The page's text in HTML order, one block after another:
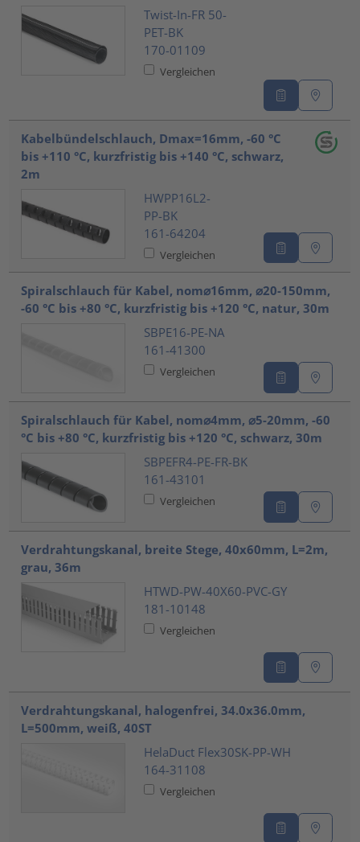
Twist-In-FR 50-
PET-BK
170-01109
Vergleichen
Kabelbündelschlauch, Dmax=16mm, -60 °C
bis +110 °C, kurzfristig bis +140 °C, schwarz,
2m
HWPP16L2-
PP-BK
161-64204
Vergleichen
Spiralschlauch für Kabel, nom⌀16mm, ⌀20-150mm,
-60 °C bis +80 °C, kurzfristig bis +120 °C, natur, 30m
SBPE16-PE-NA
161-41300
Vergleichen
Spiralschlauch für Kabel, nom⌀4mm, ⌀5-20mm, -60
°C bis +80 °C, kurzfristig bis +120 °C, schwarz, 30m
SBPEFR4-PE-FR-BK
161-43101
Vergleichen
Verdrahtungskanal, breite Stege, 40x60mm, L=2m,
grau, 36m
HTWD-PW-40X60-PVC-GY
181-10148
Vergleichen
Verdrahtungskanal, halogenfrei, 34.0x36.0mm,
L=500mm, weiß, 40ST
HelaDuct Flex30SK-PP-WH
164-31108
Vergleichen